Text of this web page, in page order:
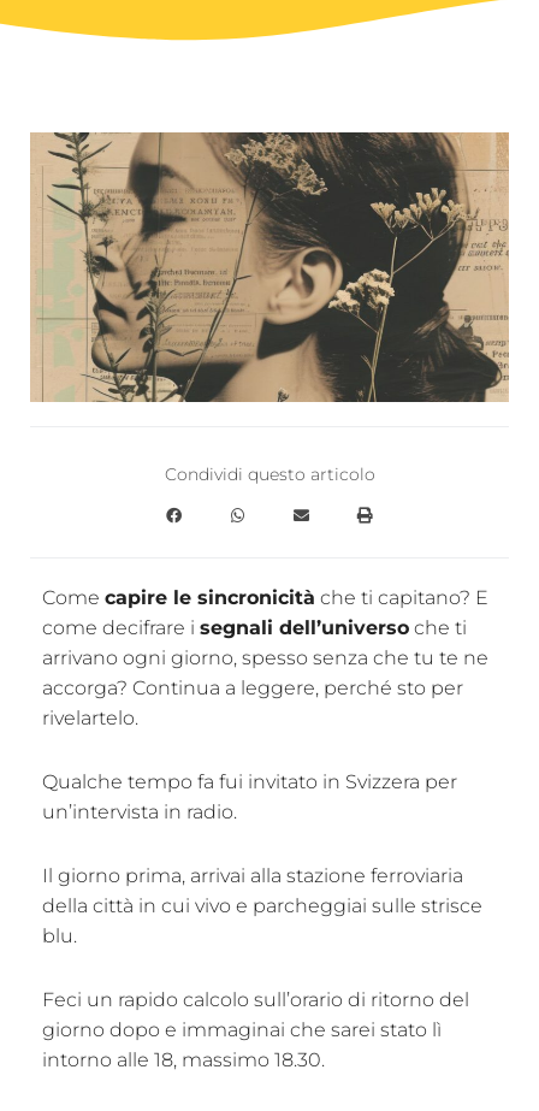
Condividi questo articolo
Come capire le sincronicità che ti capitano? E
come decifrare i segnali dell’universo che ti
arrivano ogni giorno, spesso senza che tu te ne
accorga? Continua a leggere, perché sto per
rivelartelo.
Qualche tempo fa fui invitato in Svizzera per
un’intervista in radio.
Il giorno prima, arrivai alla stazione ferroviaria
della città in cui vivo e parcheggiai sulle strisce
blu.
Feci un rapido calcolo sull’orario di ritorno del
giorno dopo e immaginai che sarei stato lì
intorno alle 18, massimo 18.30.